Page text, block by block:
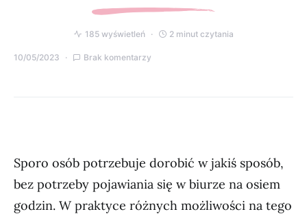
185 wyświetleń 2 minut czytania
10/05/2023 Brak komentarzy
Sporo osób potrzebuje dorobić w jakiś sposób,
bez potrzeby pojawiania się w biurze na osiem
godzin. W praktyce różnych możliwości na tego